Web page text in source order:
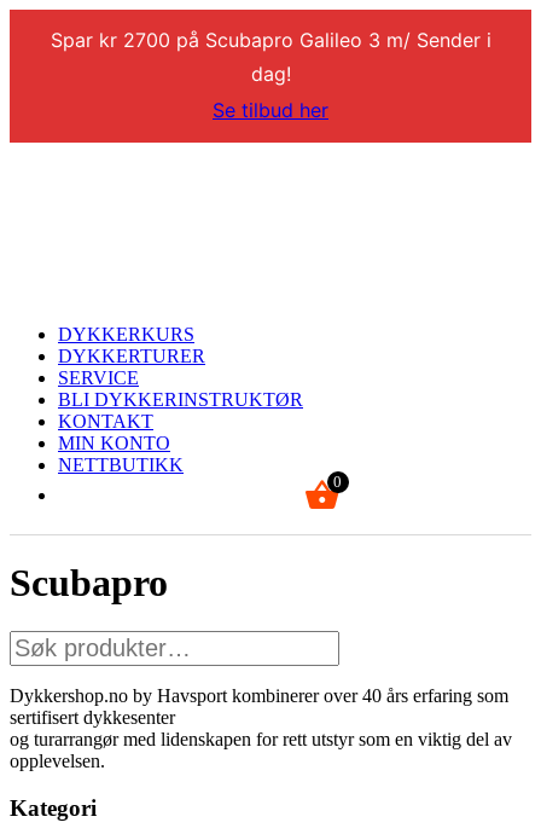
Spar kr 2700 på Scubapro Galileo 3 m/ Sender i
dag!
Se tilbud her
DYKKERKURS
DYKKERTURER
SERVICE
BLI DYKKERINSTRUKTØR
KONTAKT
MIN KONTO
NETTBUTIKK
0
Scubapro
Søk
etter:
Dykkershop.no by Havsport kombinerer over 40 års erfaring som
sertifisert dykkesenter
og turarrangør med lidenskapen for rett utstyr som en viktig del av
opplevelsen.
Kategori